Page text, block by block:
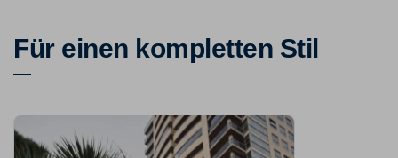
Für einen kompletten Stil